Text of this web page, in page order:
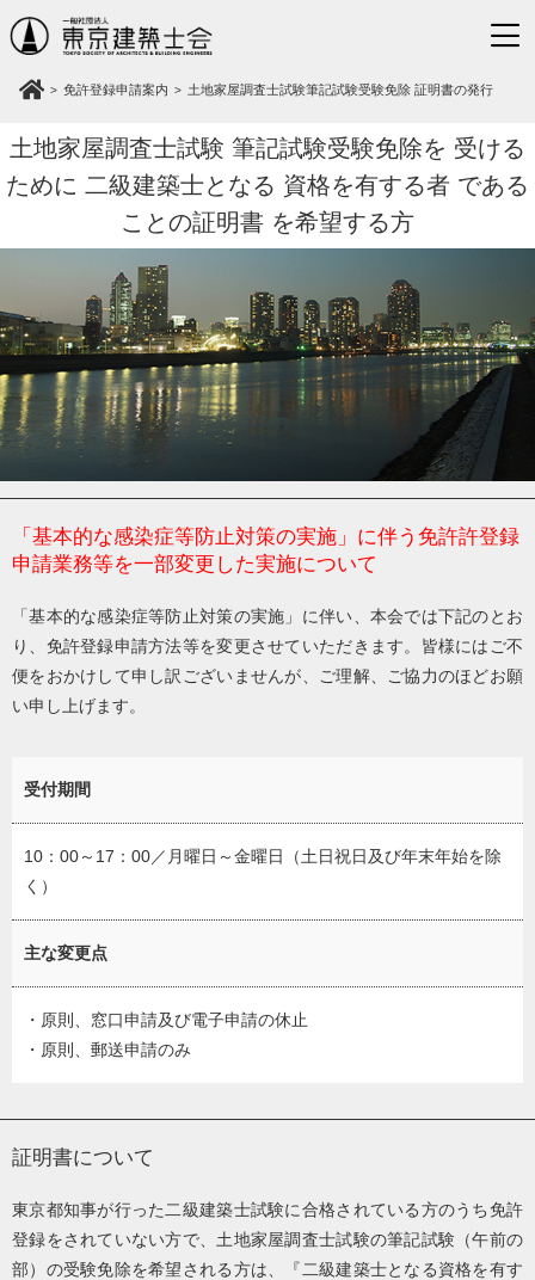
免許登録申請案内 土地家屋調査士試験筆記試験受験免除 証明書の発行
土地家屋調査士試験 筆記試験受験免除を 受ける
ために 二級建築士となる 資格を有する者 である
ことの証明書 を希望する方
「基本的な感染症等防止対策の実施」に伴う免許許登録
申請業務等を一部変更した実施について
「基本的な感染症等防止対策の実施」に伴い、本会では下記のとお
り、免許登録申請方法等を変更させていただきます。皆様にはご不
便をおかけして申し訳ございませんが、ご理解、ご協力のほどお願
い申し上げます。
受付期間
10：00～17：00／月曜日～金曜日（土日祝日及び年末年始を除
く）
主な変更点
・原則、窓口申請及び電子申請の休止
・原則、郵送申請のみ
証明書について
東京都知事が行った二級建築士試験に合格されている方のうち免許
登録をされていない方で、土地家屋調査士試験の筆記試験（午前の
部）の受験免除を希望される方は、『二級建築士となる資格を有す